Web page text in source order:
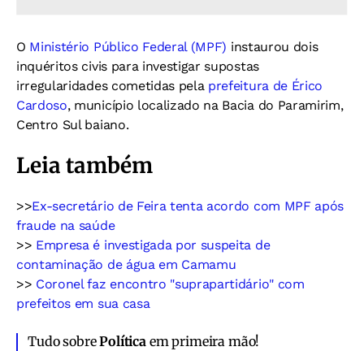
O Ministério Público Federal (MPF) instaurou dois
inquéritos civis para investigar supostas
irregularidades cometidas pela prefeitura de Érico
Cardoso, município localizado na Bacia do Paramirim,
Centro Sul baiano.
Leia também
>>Ex-secretário de Feira tenta acordo com MPF após
fraude na saúde
>> Empresa é investigada por suspeita de
contaminação de água em Camamu
>> Coronel faz encontro "suprapartidário" com
prefeitos em sua casa
Tudo sobrePolíticaem primeira mão!